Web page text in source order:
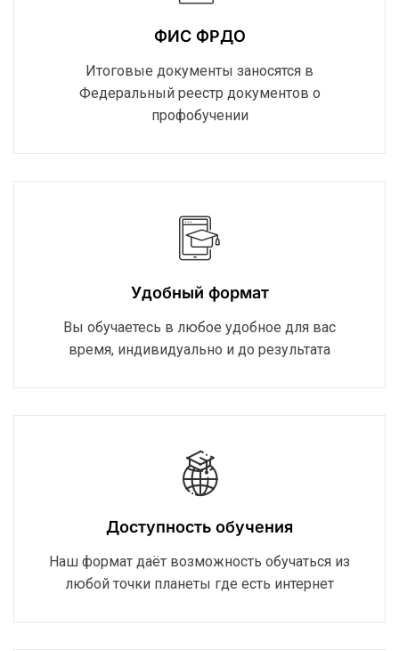
ФИС ФРДО
Итоговые документы заносятся в
Федеральный реестр документов о
профобучении
Удобный формат
Вы обучаетесь в любое удобное для вас
время, индивидуально и до результата
Доступность обучения
Наш формат даёт возможность обучаться из
любой точки планеты где есть интернет